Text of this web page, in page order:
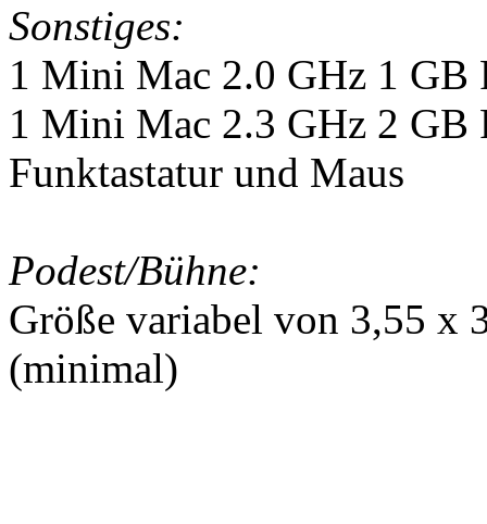
Sonstiges:
1 Mini Mac 2.0 GHz 1 GB
1 Mini Mac 2.3 GHz 2 GB
Funktastatur und Maus
Podest/Bühne:
Größe variabel von 3,55 x
(minimal)